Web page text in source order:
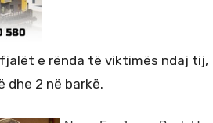
e rënda të viktimës ndaj tij,
dhe 2 në barkë.